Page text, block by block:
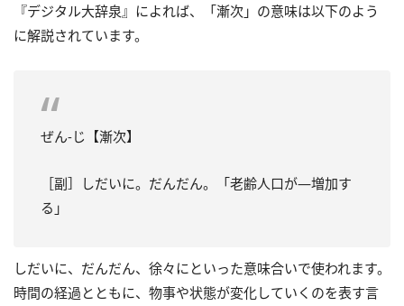
『デジタル大辞泉』によれば、「漸次」の意味は以下のよう
に解説されています。
ぜん‐じ【漸次】
［副］しだいに。だんだん。「老齢人口が―増加す
る」
しだいに、だんだん、徐々にといった意味合いで使われます。
時間の経過とともに、物事や状態が変化していくのを表す言